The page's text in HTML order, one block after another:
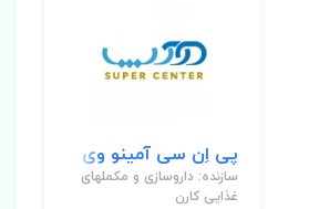
پی اِن سی آمینو وی 4600 طعم شکلات پودر
سازنده: داروسازی و مکملهای
غذایی کارن